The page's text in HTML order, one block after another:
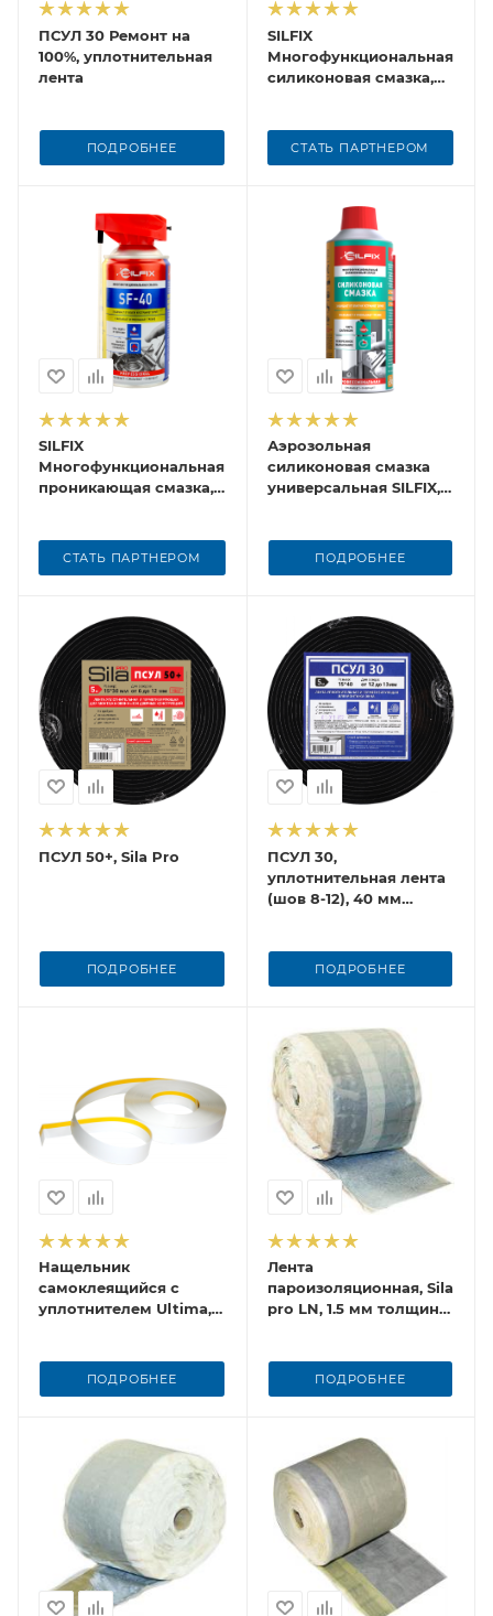
ПСУЛ 30 Ремонт на
100%, уплотнительная
лента
ПОДРОБНЕЕ
SILFIX
Многофункциональная
силиконовая смазка,
СТАТЬ ПАРТНЕРОМ
SILFIX
Многофункциональная
проникающая смазка,
СТАТЬ ПАРТНЕРОМ
Аэрозольная
силиконовая смазка
универсальная SILFIX,
ПОДРОБНЕЕ
ПСУЛ 50+, Sila Pro
ПОДРОБНЕЕ
ПСУЛ 30,
уплотнительная лента
(шов 8-12), 40 мм
ПОДРОБНЕЕ
Нащельник
самоклеящийся с
уплотнителем Ultima, 1
ПОДРОБНЕЕ
Лента
пароизоляционная, Sila
pro LN, 1.5 мм толщина,
ПОДРОБНЕЕ